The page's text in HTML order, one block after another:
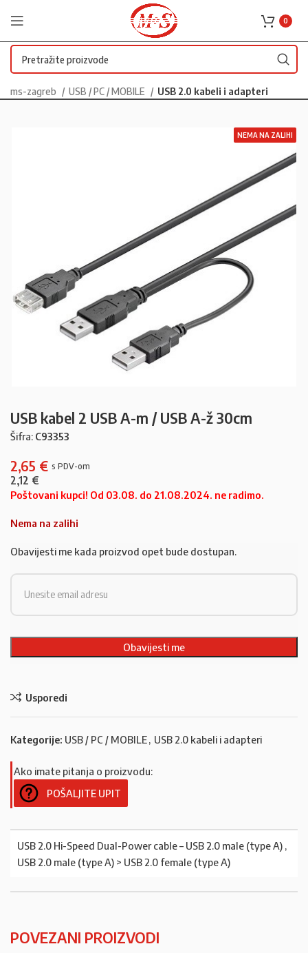
0
ms-zagreb USB / PC / MOBILE USB 2.0 kabeli i adapteri
NEMA NA ZALIHI
USB kabel 2 USB A-m / USB A-ž 30cm
Šifra: C93353
2,65 €
2,12 €
Poštovani kupci! Od 03.08. do 21.08.2024. ne radimo.
Nema na zalihi
Obavijesti me kada proizvod opet bude dostupan.
Usporedi
Kategorije: USB / PC / MOBILE, USB 2.0 kabeli i adapteri
Ako imate pitanja o proizvodu:
POŠALJITE UPIT
USB 2.0 Hi-Speed Dual-Power cable – USB 2.0 male (type A) ,
USB 2.0 male (type A) > USB 2.0 female (type A)
POVEZANI PROIZVODI